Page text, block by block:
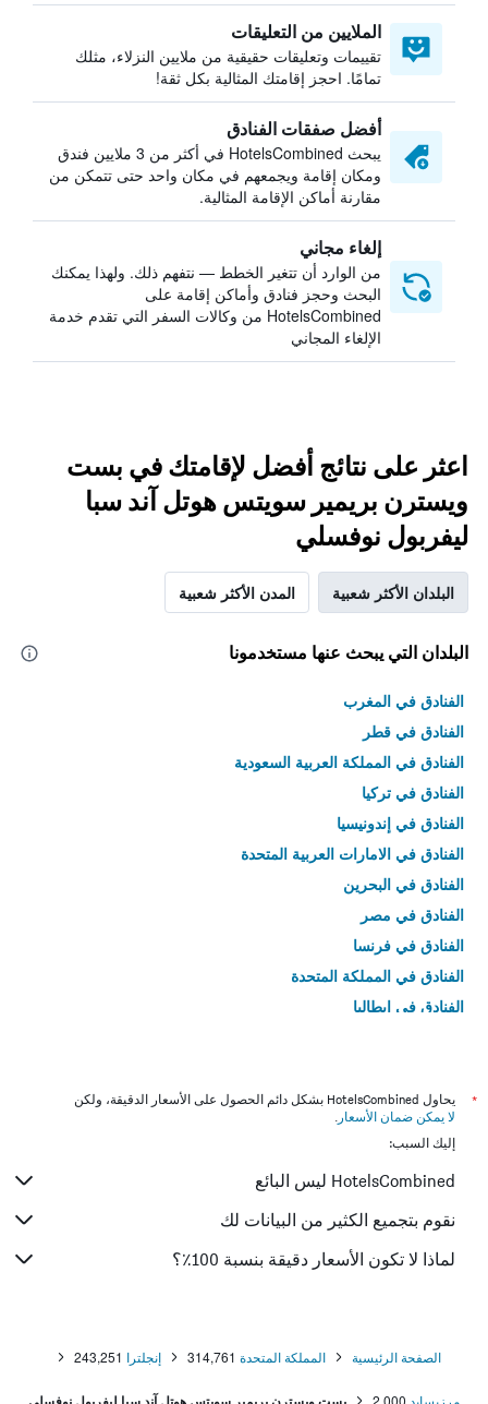
الملايين من التعليقات
تقييمات وتعليقات حقيقية من ملايين النزلاء، مثلك
تمامًا. احجز إقامتك المثالية بكل ثقة!
أفضل صفقات الفنادق
يبحث HotelsCombined في أكثر من 3 ملايين فندق
ومكان إقامة ويجمعهم في مكان واحد حتى تتمكن من
مقارنة أماكن الإقامة المثالية.
إلغاء مجاني
من الوارد أن تتغير الخطط — نتفهم ذلك. ولهذا يمكنك
البحث وحجز فنادق وأماكن إقامة على
HotelsCombined من وكالات السفر التي تقدم خدمة
الإلغاء المجاني
اعثر على نتائج أفضل لإقامتك في بست
ويسترن بريمير سويتس هوتل آند سبا
ليفربول نوفسلي
البلدان الأكثر شعبية المدن الأكثر شعبية
البلدان التي يبحث عنها مستخدمونا
الفنادق في المغرب
الفنادق في قطر
الفنادق في المملكة العربية السعودية
الفنادق في تركيا
الفنادق في إندونيسيا
الفنادق في الامارات العربية المتحدة
الفنادق في البحرين
الفنادق في مصر
الفنادق في فرنسا
الفنادق في المملكة المتحدة
الفنادق في إيطاليا
*
يحاول HotelsCombined بشكل دائم الحصول على الأسعار الدقيقة، ولكن
لا يمكن ضمان الأسعار .
إليك السبب:
HotelsCombined ليس البائع
نقوم بتجميع الكثير من البيانات لك
لماذا لا تكون الأسعار دقيقة بنسبة 100٪؟
الصفحة الرئيسية المملكة المتحدة 314,761 إنجلترا 243,251
مرزيسايد 2,000